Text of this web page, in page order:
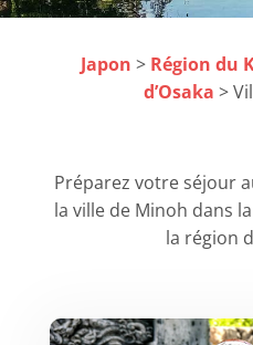
Japon > Région du
d’Osaka >
Préparez votre séjour
la ville de Minoh dans
la région